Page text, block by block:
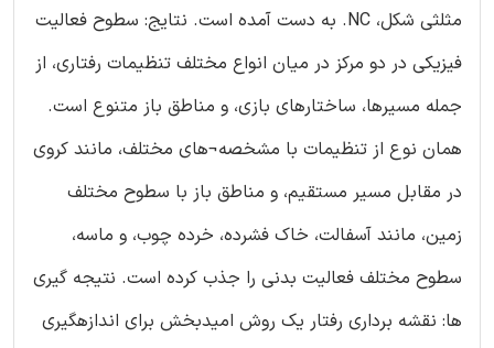
مثلثی شکل، NC. به دست آمده است. نتایج: سطوح فعالیت
فیزیکی در دو مرکز در میان انواع مختلف تنظیمات رفتاری، از
جمله مسیرها، ساختارهای بازی، و مناطق باز متنوع است.
همان نوع از تنظیمات با مشخصه¬های مختلف، مانند کروی
در مقابل مسیر مستقیم، و مناطق باز با سطوح مختلف
زمین، مانند آسفالت، خاک فشرده، خرده چوب، و ماسه،
سطوح مختلف فعالیت بدنی را جذب کرده است. نتیجه گیری
ها: نقشه برداری رفتار یک روش امیدبخش برای اندازهگیری